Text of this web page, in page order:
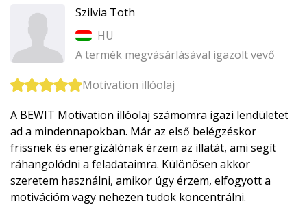
Szilvia Toth
HU
A termék megvásárlásával igazolt vevő
Motivation illóolaj
A BEWIT Motivation illóolaj számomra igazi lendületet
ad a mindennapokban. Már az első belégzéskor
frissnek és energizálónak érzem az illatát, ami segít
ráhangolódni a feladataimra. Különösen akkor
szeretem használni, amikor úgy érzem, elfogyott a
motivációm vagy nehezen tudok koncentrálni.